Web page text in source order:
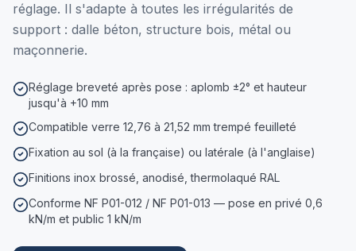
réglage. Il s'adapte à toutes les irrégularités de
support : dalle béton, structure bois, métal ou
maçonnerie.
Réglage breveté après pose : aplomb ±2° et hauteur
jusqu'à +10 mm
Compatible verre 12,76 à 21,52 mm trempé feuilleté
Fixation au sol (à la française) ou latérale (à l'anglaise)
Finitions inox brossé, anodisé, thermolaqué RAL
Conforme NF P01-012 / NF P01-013 — pose en privé 0,6
kN/m et public 1 kN/m